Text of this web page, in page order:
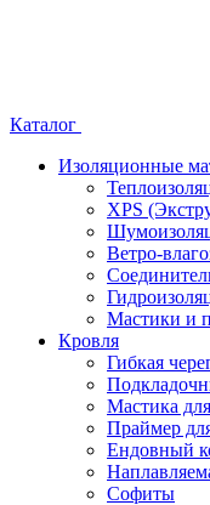
Каталог
Изоляционные
XPS
Ветро-
Мастики и
Кровля
Гибкая
Мастика
Праймер
Ендовный
Софиты